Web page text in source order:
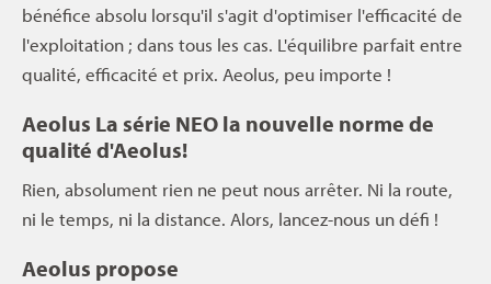
bénéfice absolu lorsqu'il s'agit d'optimiser l'efficacité de
l'exploitation ; dans tous les cas. L'équilibre parfait entre
qualité, efficacité et prix. Aeolus, peu importe !
Aeolus La série NEO la nouvelle norme de
qualité d'Aeolus!
Rien, absolument rien ne peut nous arrêter. Ni la route,
ni le temps, ni la distance. Alors, lancez-nous un défi !
Aeolus propose